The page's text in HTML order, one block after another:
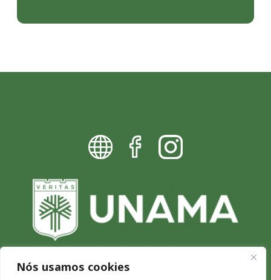
Nós usamos cookies